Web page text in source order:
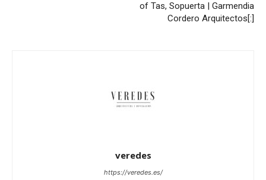
of Tas, Sopuerta | Garmendia
Cordero Arquitectos[:]
veredes
https://veredes.es/